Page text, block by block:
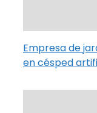
Empresa de
en césped